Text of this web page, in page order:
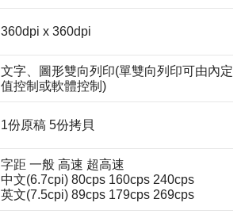
360dpi x 360dpi
文字、圖形雙向列印(單雙向列印可由內定
值控制或軟體控制)
1份原稿 5份拷貝
字距 一般 高速 超高速
中文(6.7cpi) 80cps 160cps 240cps
英文(7.5cpi) 89cps 179cps 269cps